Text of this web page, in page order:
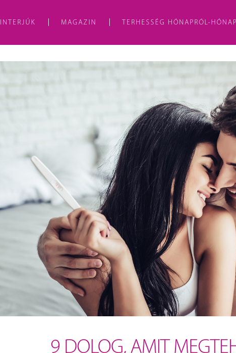
INTERJÚK MAGAZIN TERHESSÉG HÓNAPRÓL-
9 DOLOG, AMIT